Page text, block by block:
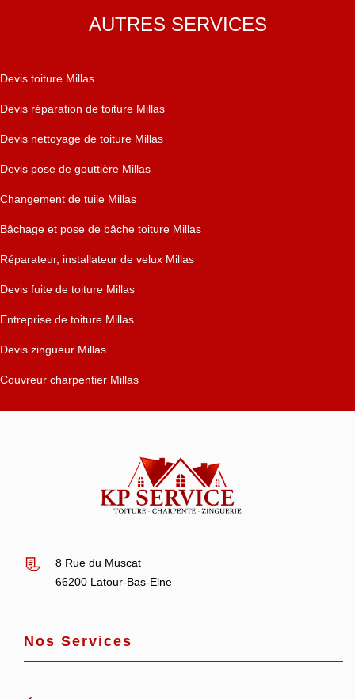
AUTRES SERVICES
Devis toiture Millas
Devis réparation de toiture Millas
Devis nettoyage de toiture Millas
Devis pose de gouttière Millas
Changement de tuile Millas
Bâchage et pose de bâche toiture Millas
Réparateur, installateur de velux Millas
Devis fuite de toiture Millas
Entreprise de toiture Millas
Devis zingueur Millas
Couvreur charpentier Millas
8 Rue du Muscat
66200 Latour-Bas-Elne
Nos Services